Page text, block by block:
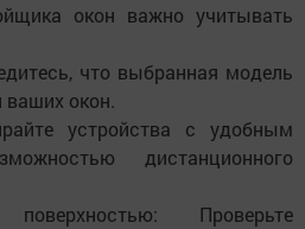
окон важно учитывать
что выбранная модель
ваших окон.
устройства с удобным
дистанционного
Проверьте